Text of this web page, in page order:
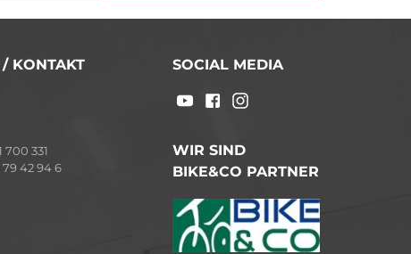
KONTAKT
331
42 94 6
SOCIAL MEDIA
WIR SIND
BIKE&CO PARTNER